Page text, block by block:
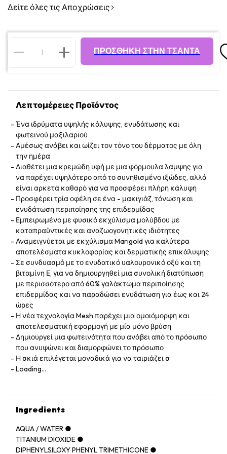
Δείτε όλες τις Αποχρώσεις
ΠΡΟΣΘΉΚΗ ΣΤΗΝ ΤΣΆΝΤΑ
Λεπτομέρειες Προϊόντος
Ένα ιδρύματα υψηλής κάλυψης, ενυδάτωσης και
φωτεινού μαξιλαριού
Αμέσως ανάβει και ωίζει τον τόνο του δέρματος με όλη
την ημέρα
Διαθέτει μια κρεμώδη υφή με μια φόρμουλα λάμψης για
να παρέχει υψηλότερο από το συνηθισμένο ιξώδες, αλλά
είναι αρκετά καθαρό για να προσφέρει πλήρη κάλυψη
Προσφέρει τρία οφέλη σε ένα - μακιγιάζ, τόνωση και
ενυδάτωση περιποίησης της επιδερμίδας
Εμπειρωμένο με φυσικό εκχύλισμα μολύβδου με
καταπραϋντικές και αναζωογονητικές ιδιότητες
Αναμειγνύεται με εκχύλισμα Marigold για καλύτερα
αποτελέσματα κυκλοφορίας και δερματικής επικάλυψης
Σε συνδυασμό με το ενυδατικό υαλουρονικό οξύ και τη
βιταμίνη Ε, για να δημιουργηθεί μια συνολική διατύπωση
με περισσότερο από 60% γαλάκτωμα περιποίησης
επιδερμίδας και να παραδώσει ενυδάτωση για έως και 24
ώρες
Η νέα τεχνολογία Mesh παρέχει μια ομοιόμορφη και
αποτελεσματική εφαρμογή με μία μόνο βρύση
Δημιουργεί μια φωτεινότητα που ανάβει από το πρόσωπο
που ανυψώνει και διαμορφώνει το πρόσωπο
Η σκιά επιλέγεται μοναδικά για να ταιριάζει σ
Loading...
Ingredients
AQUA / WATER ●
TITANIUM DIOXIDE ●
DIPHENYLSILOXY PHENYL TRIMETHICONE ●